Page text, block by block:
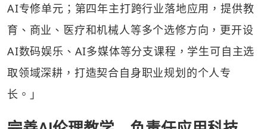
AI专修单元；第四年主打跨行业落地应用，提供教
育、商业、医疗和机械人等多个选修方向，更开设
AI数码娱乐、AI多媒体等分支课程，学生可自主选
取领域深耕，打造契合自身职业规划的个人专
长。」